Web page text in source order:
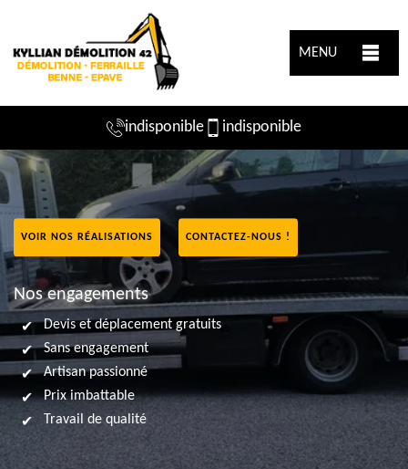
MENU
indisponible indisponible
VOIR NOS RÉALISATIONS CONTACTEZ-NOUS !
Nos engagements
Devis et déplacement gratuits
Sans engagement
Artisan passionné
Prix imbattable
Travail de qualité